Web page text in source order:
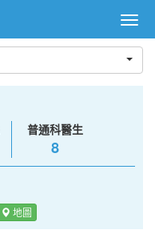
普通科醫生
8
地圖